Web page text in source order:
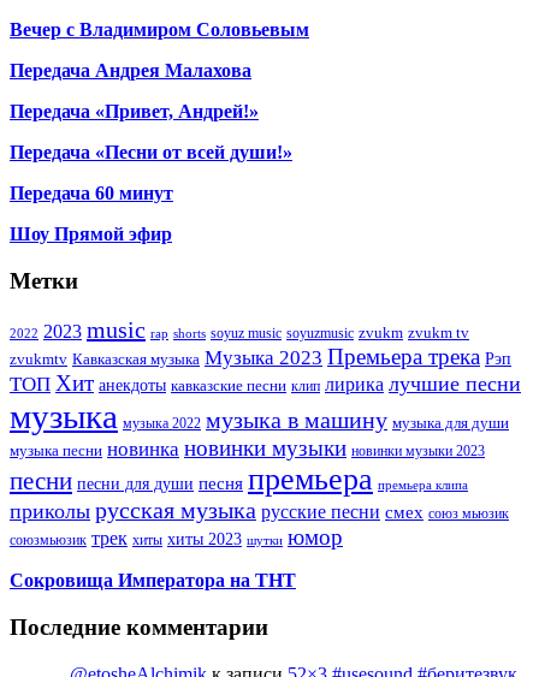
Вечер с Владимиром Соловьевым
Передача Андрея Малахова
Передача «Привет, Андрей!»
Передача «Песни от всей души!»
Передача 60 минут
Шоу Прямой эфир
Метки
2022 2023 music rap shorts soyuz music soyuzmusic zvukm zvukm tv
zvukmtv Кавказская музыка Музыка 2023 Премьера трека Рэп
ТОП Хит анекдоты кавказские песни клип лирика лучшие песни
музыка музыка 2022 музыка в машину музыка для души
музыка песни новинка новинки музыки новинки музыки 2023
песни песни для души песня премьера премьера клипа
приколы русская музыка русские песни смех союз мьюзик
союзмьюзик трек хиты хиты 2023 шутки юмор
Сокровища Императора на ТНТ
Последние комментарии